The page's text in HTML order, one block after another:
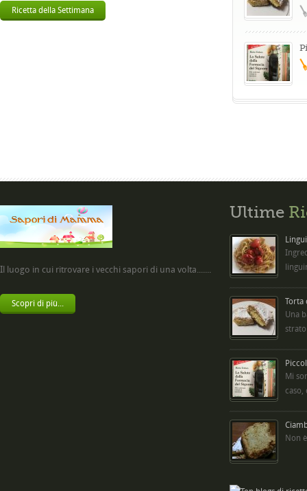
Ricetta della Settimana
Il luogo in cui ritrovare i vecchi sapori di una volta.......
Scopri di più...
Ultime
Torta
Una
Mi
caso,
Non